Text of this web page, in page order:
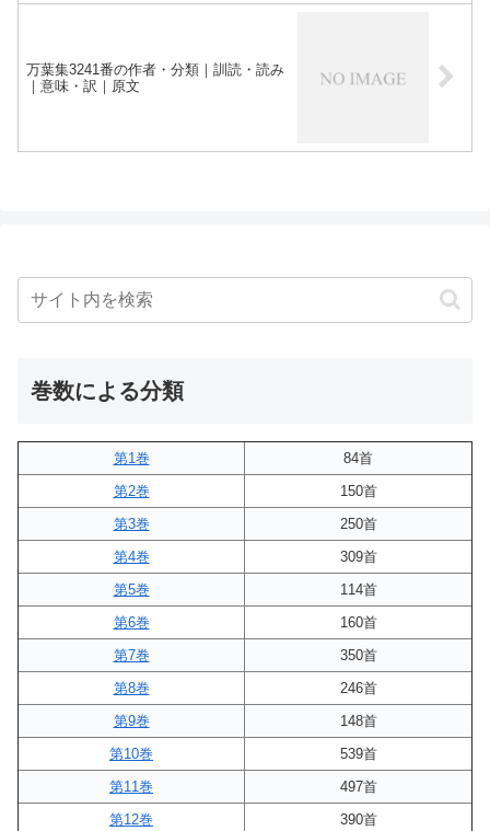
万葉集3241番の作者・分類｜訓読・読み
｜意味・訳｜原文
巻数による分類
第1巻
84首
第2巻
150首
第3巻
250首
第4巻
309首
第5巻
114首
第6巻
160首
第7巻
350首
第8巻
246首
第9巻
148首
第10巻
539首
第11巻
497首
第12巻
390首